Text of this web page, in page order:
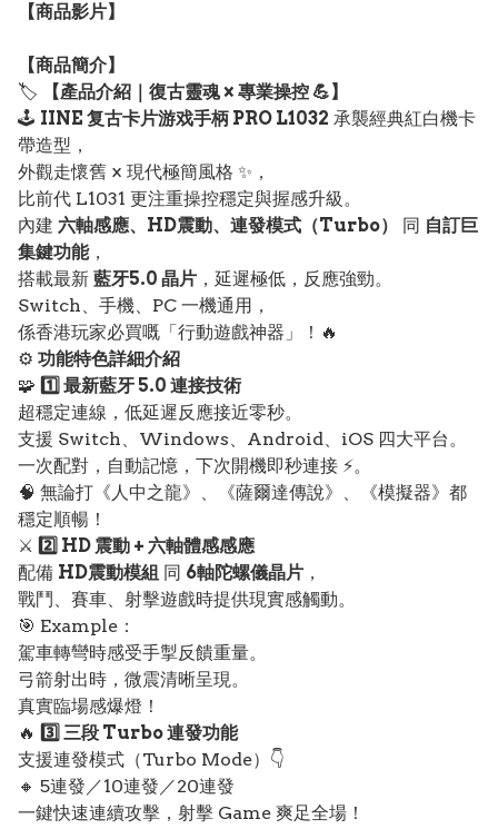
【商品影片】
【商品簡介】
🏷️
【產品介紹｜復古靈魂 × 專業操控 💪】
🕹️ IINE 复古卡片游戏手柄 PRO L1032 承襲經典紅白機卡
帶造型，
外觀走懷舊 × 現代極簡風格 ✨，
比前代 L1031 更注重操控穩定與握感升級。
內建 六軸感應、HD震動、連發模式（Turbo） 同 自訂巨
集鍵功能，
搭載最新 藍牙5.0 晶片 ，延遲極低，反應強勁。
Switch、手機、PC 一機通用，
係香港玩家必買嘅「行動遊戲神器」！🔥
⚙️ 功能特色詳細介紹
🧩 1️⃣ 最新藍牙 5.0 連接技術
超穩定連線，低延遲反應接近零秒。
支援 Switch、Windows、Android、iOS 四大平台。
一次配對，自動記憶，下次開機即秒連接 ⚡。
🧠 無論打《人中之龍》、《薩爾達傳說》、《模擬器》都
穩定順暢！
⚔️ 2️⃣ HD 震動 + 六軸體感感應
配備 HD震動模組 同 6軸陀螺儀晶片 ，
戰鬥、賽車、射擊遊戲時提供現實感觸動。
🎯 Example：
駕車轉彎時感受手掣反饋重量。
弓箭射出時，微震清晰呈現。
真實臨場感爆燈！
🔥 3️⃣ 三段 Turbo 連發功能
支援連發模式（Turbo Mode）👇
🔸 5連發／10連發／20連發
一鍵快速連續攻擊，射擊 Game 爽足全場！